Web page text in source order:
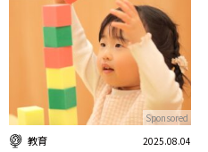
教育 2025.08.04
Sponsored